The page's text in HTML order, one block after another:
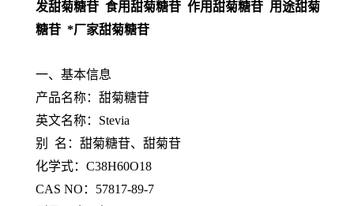
发甜菊糖苷 食用甜菊糖苷 作用甜菊糖苷 用途甜菊
糖苷 *厂家甜菊糖苷
一、基本信息
产品名称：甜菊糖苷
英文名称：Stevia
别 名：甜菊糖苷、甜菊苷
化学式：C38H60O18
CAS NO：57817-89-7